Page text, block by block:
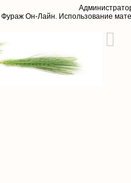
Фураж Он-Лайн. Использование